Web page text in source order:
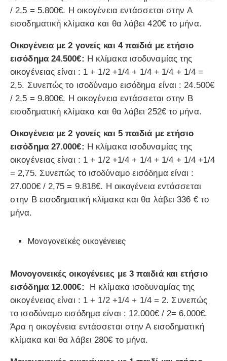
/ 2,5 = 5.800€. Η οικογένεια εντάσσεται στην Α
εισοδηματική κλίμακα και θα λάβει 420€ το μήνα.
Οικογένεια με 2 γονείς και 4 παιδιά με ετήσιο
εισόδημα 24.500€: Η κλίμακα ισοδυναμίας της
οικογένειας είναι : 1 + 1/2 +1/4 + 1/4 + 1/4 + 1/4 =
2,5. Συνεπώς το ισοδύναμο εισόδημα είναι : 24.500€
/ 2,5 = 9.800€. Η οικογένεια εντάσσεται στην Β
εισοδηματική κλίμακα και θα λάβει 252€ το μήνα.
Οικογένεια με 2 γονείς και 5 παιδιά με ετήσιο
εισόδημα 27.000€: Η κλίμακα ισοδυναμίας της
οικογένειας είναι : 1 + 1/2 +1/4 + 1/4 + 1/4 + 1/4 +1/4
= 2,75. Συνεπώς το ισοδύναμο εισόδημα είναι :
27.000€ / 2,75 = 9.818€. Η οικογένεια εντάσσεται
στην Β εισοδηματική κλίμακα και θα λάβει 336 € το
μήνα.
Μονογονεϊκές οικογένειες
Μονογονεικές οικογένειες με 3 παιδιά και ετήσιο
εισόδημα 12.000€:
Η κλίμακα ισοδυναμίας της
οικογένειας είναι : 1 + 1/2 +1/4 + 1/4 = 2. Συνεπώς
το ισοδύναμο εισόδημα είναι : 12.000€ / 2= 6.000€.
Άρα η οικογένεια εντάσσεται στην Α εισοδηματική
κλίμακα και θα λάβει 280€ το μήνα.